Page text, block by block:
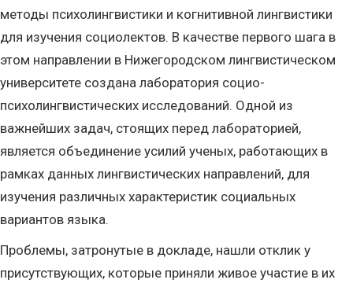
методы психолингвистики и когнитивной лингвистики
для изучения социолектов. В качестве первого шага в
этом направлении в Нижегородском лингвистическом
университете создана лаборатория социо-
психолингвистических исследований. Одной из
важнейших задач, стоящих перед лабораторией,
является объединение усилий ученых, работающих в
рамках данных лингвистических направлений, для
изучения различных характеристик социальных
вариантов языка.
Проблемы, затронутые в докладе, нашли отклик у
присутствующих, которые приняли живое участие в их